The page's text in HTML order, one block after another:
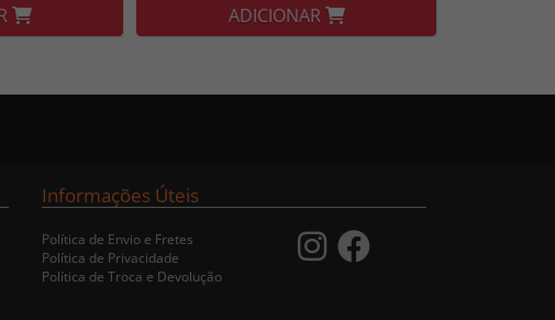
ADICIONAR
Informações Úteis
Política de Envio e Fretes
Política de Privacidade
Política de Troca e Devolução